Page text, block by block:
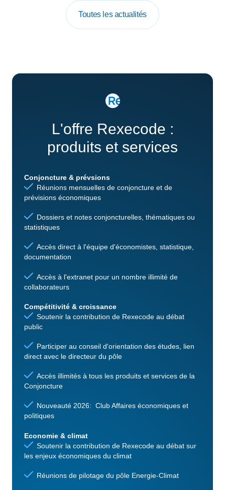
Toutes les actualités
L'offre Rexecode :
produits et services
Conjoncture & prévsions
Réunions mensuelles de conjoncture et de
prévisions économiques
Dossiers et notes conjoncturelles, thématiques ou
statistiques
Accès direct à l'équipe d'économistes, statistique,
documentation
Accès à l'extranet pour un nombre illimité de
collaborateurs
Compétitivité & croissance
Soutenir la contribution de Rexecode au débat
public
Participer au conseil d'orientation des études, lien
direct avec le directeur du pôle
Accès illimités à tous les produits et services de la
Conjoncture
Nouveauté 2026: Club Affaires économiques et
politiques
Economie & climat
Soutenir la contribution de Rexecode au débat sur
les enjeux économiques du climat
Réunions de pilotage du pôle Energie-Climat